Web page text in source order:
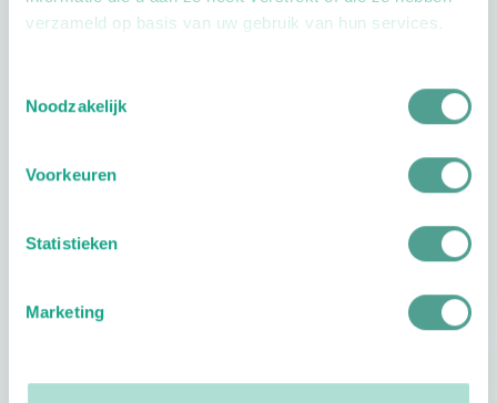
verzameld op basis van uw gebruik van hun services.
Noodzakelijk
Voorkeuren
Statistieken
Marketing
Openingstijden